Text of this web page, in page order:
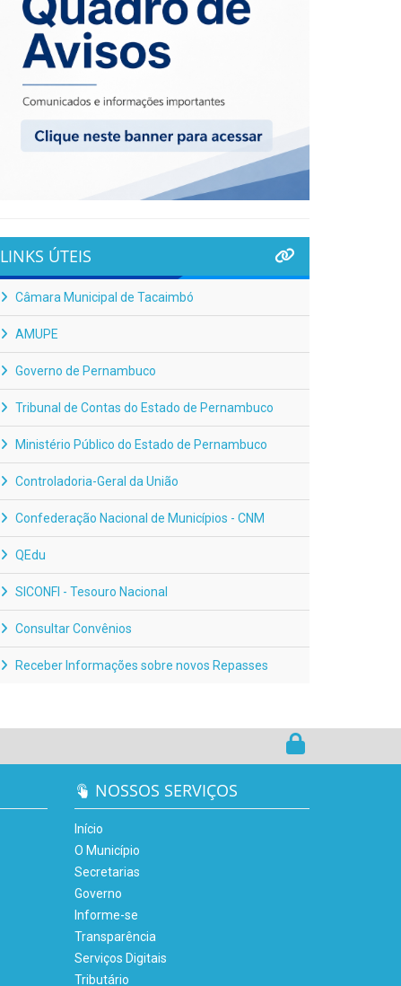
LINKS ÚTEIS
Câmara Municipal de Tacaimbó
AMUPE
Governo de Pernambuco
Tribunal de Contas do Estado de Pernambuco
Ministério Público do Estado de Pernambuco
Controladoria-Geral da União
Confederação Nacional de Municípios - CNM
QEdu
SICONFI - Tesouro Nacional
Consultar Convênios
Receber Informações sobre novos Repasses
NOSSOS SERVIÇOS
Início
O Município
Secretarias
Governo
Informe-se
Transparência
Serviços Digitais
Tributário